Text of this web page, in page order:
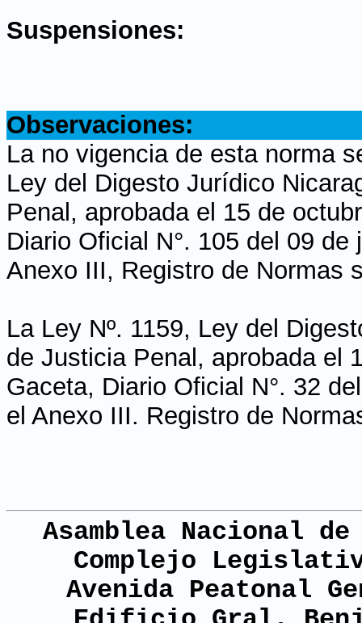
Suspensiones:
Observaciones:
La no vigencia de esta norma
Ley del Digesto Jurídico
Penal, aprobada el 15 de
Diario Oficial N°. 105 del 09
Anexo III, Registro de Normas
La Ley Nº. 1159, Ley del
de Justicia Penal, aprobada el
Gaceta, Diario Oficial N°. 32
el Anexo III. Registro de
Asamblea Nacional
Complejo
Avenida Peatonal